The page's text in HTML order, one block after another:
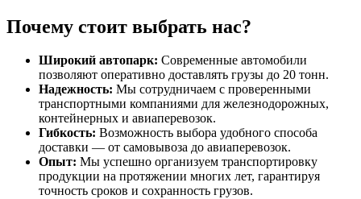
Почему стоит выбрать нас?
Широкий автопарк: Современные автомобили
позволяют оперативно доставлять грузы до 20 тонн.
Надежность: Мы сотрудничаем с проверенными
транспортными компаниями для железнодорожных,
контейнерных и авиаперевозок.
Гибкость: Возможность выбора удобного способа
доставки — от самовывоза до авиаперевозок.
Опыт: Мы успешно организуем транспортировку
продукции на протяжении многих лет, гарантируя
точность сроков и сохранность грузов.